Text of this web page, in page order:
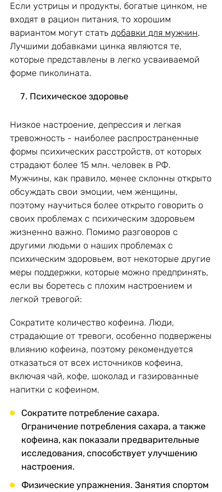
Если устрицы и продукты, богатые цинком, не
входят в рацион питания, то хорошим
вариантом могут стать добавки для мужчин.
Лучшими добавками цинка являются те,
которые представлены в легко усваиваемой
форме пиколината.
Психическое здоровье
Низкое настроение, депрессия и легкая
тревожность - наиболее распространенные
формы психических расстройств, от которых
страдают более 15 млн. человек в РФ.
Мужчины, как правило, менее склонны открыто
обсуждать свои эмоции, чем женщины,
поэтому научиться более открыто говорить о
своих проблемах с психическим здоровьем
жизненно важно. Помимо разговоров с
другими людьми о наших проблемах с
психическим здоровьем, вот некоторые другие
меры поддержки, которые можно предпринять,
если вы боретесь с плохим настроением и
легкой тревогой:
Сократите количество кофеина. Люди,
страдающие от тревоги, особенно подвержены
влиянию кофеина, поэтому рекомендуется
отказаться от всех источников кофеина,
включая чай, кофе, шоколад и газированные
напитки с кофеином.
Сократите потребление сахара.
Ограничение потребления сахара, а также
кофеина, как показали предварительные
исследования, способствует улучшению
настроения.
Физические упражнения. Занятия спортом